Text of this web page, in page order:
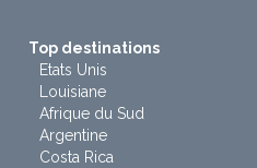
Top destinations
Etats Unis
Louisiane
Afrique du Sud
Argentine
Costa Rica